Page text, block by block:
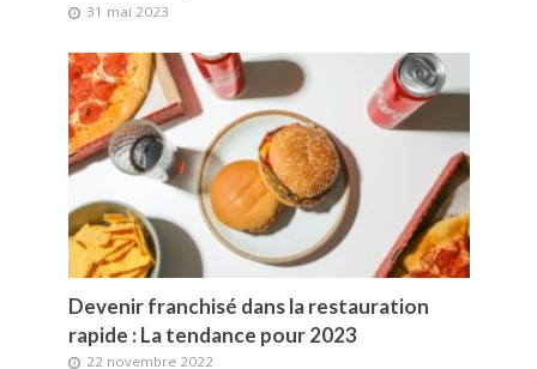
31 mai 2023
Devenir franchisé dans la restauration
rapide : La tendance pour 2023
22 novembre 2022